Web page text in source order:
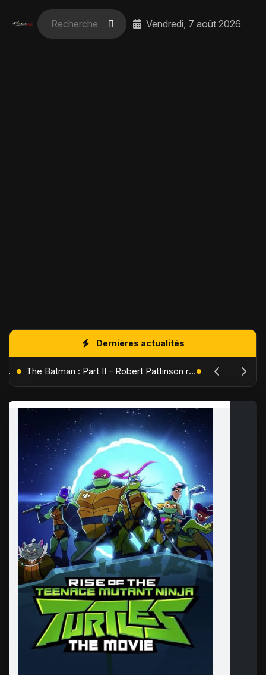
Vendredi, 7 août 2026
Dernières actualités
L'Âge de Glace : Le Réveil du Volcan – Manny, Sid et Diego de retour pour une aventure explosive The Batman : Part II – Robert Pattinson replonge dans les ténèbres de Gotham dès octobre 2027